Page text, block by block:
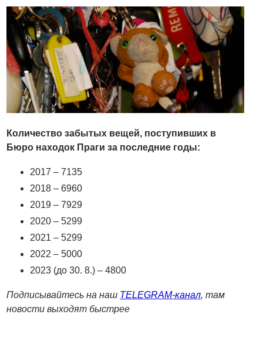
Количество забытых вещей, поступивших в
Бюро находок Праги за последние годы:
2017 – 7135
2018 – 6960
2019 – 7929
2020 – 5299
2021 – 5299
2022 – 5000
2023 (до 30. 8.) – 4800
Подписывайтесь на наш TELEGRAM-канал, там
новости выходят быстрее